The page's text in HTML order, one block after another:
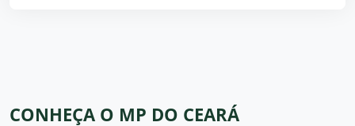
CONHEÇA O MP DO CEARÁ